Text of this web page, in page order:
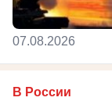
07.08.2026
В России